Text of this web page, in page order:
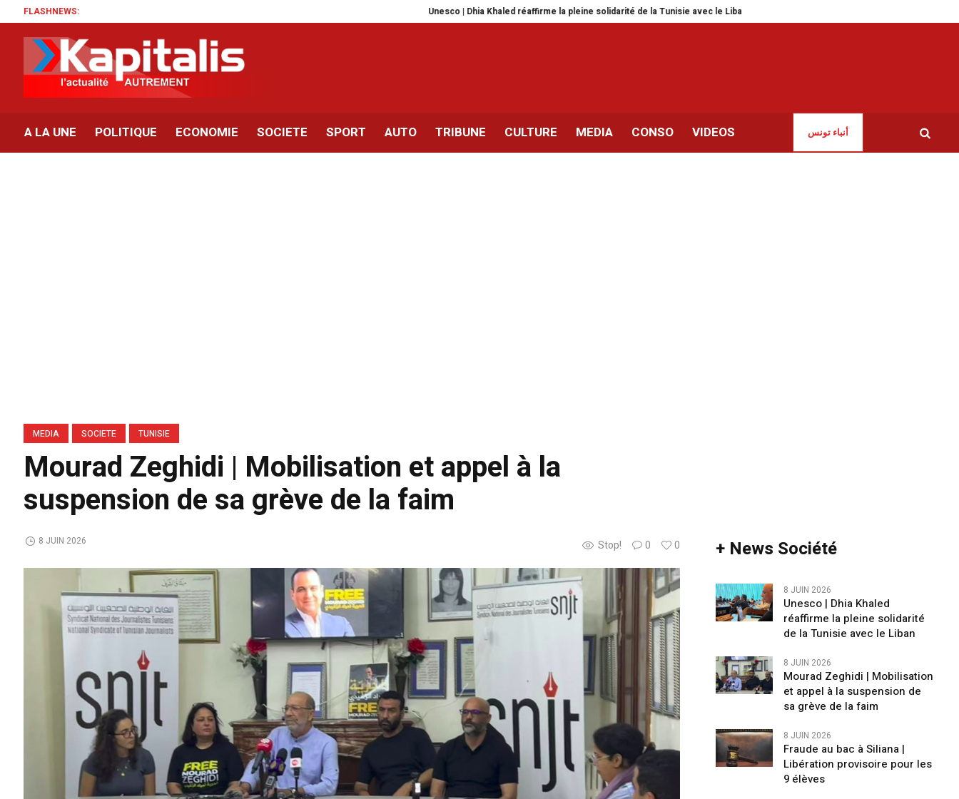
FLASHNEWS: Unesco | Dhia Khaled réaffirme la pleine solidarité de la Tunisie avec le Liban Mourad Zeghidi | Mobilisation et appel à la suspension de
A LA UNE POLITIQUE ECONOMIE SOCIETE SPORT AUTO TRIBUNE CULTURE MEDIA CONSO VIDEOS أنباء تونس
MEDIA SOCIETE TUNISIE
Mourad Zeghidi | Mobilisation et appel à la
suspension de sa grève de la faim
Stop! 0 0
8 JUIN 2026 + News Société
8 JUIN 2026
Unesco | Dhia Khaled
réaffirme la pleine solidarité
de la Tunisie avec le Liban
8 JUIN 2026
Mourad Zeghidi | Mobilisation
et appel à la suspension de
sa grève de la faim
8 JUIN 2026
Fraude au bac à Siliana |
Libération provisoire pour les
9 élèves